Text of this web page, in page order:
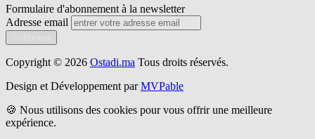
Formulaire d'abonnement à la newsletter
Adresse email
Copyright © 2026 Ostadi.ma Tous droits réservés.
Design et Développement par MVPable
🍪 Nous utilisons des cookies pour vous offrir une meilleure
expérience.